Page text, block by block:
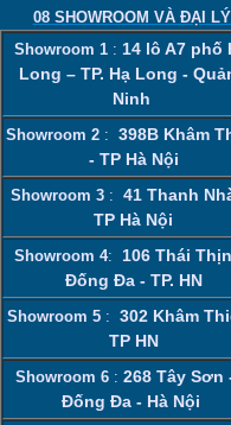
08 SHOWROOM VÀ ĐẠI
Showroom 1 : 14 lô A7 phố
Long – TP. Hạ Long -
Ninh
Showroom 2 : 398B Khâm
- TP Hà Nội
Showroom 3 : 41 Thanh
TP Hà Nội
Showroom 4: 106 Thái
Đống Đa - TP. HN
Showroom 5 : 302 Khâm
TP HN
Showroom 6 : 268 Tây Sơn
Đống Đa - Hà Nội